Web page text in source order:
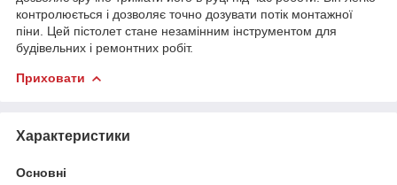
контролюється і дозволяє точно дозувати потік монтажної
піни. Цей пістолет стане незамінним інструментом для
будівельних і ремонтних робіт.
Приховати
Характеристики
Основні